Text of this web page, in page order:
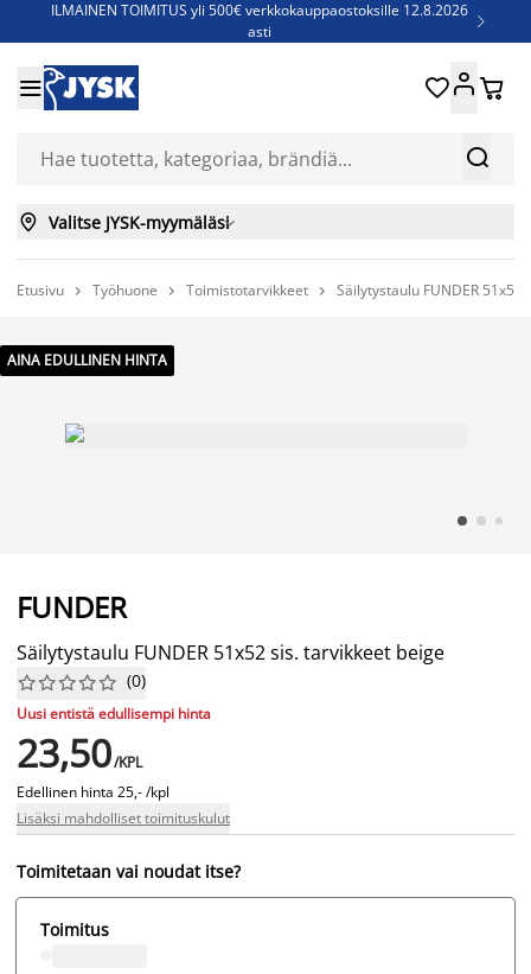
ILMAINEN TOIMITUS yli 500€ verkkokauppaostoksille 12.8.2026
asti

Jenkkisänkyjä - Säästä jopa 60%


 
 Valitse JYSK-myymäläsi
Etusivu  Työhuone  Toimistotarvikkeet  Säilytystaulu FUNDER
AINA EDULLINEN HINTA
FUNDER
Säilytystaulu FUNDER 51x52 sis. tarvikkeet beige





 (0)
Uusi entistä edullisempi hinta
23,50/KPL
Edellinen hinta 25,- /kpl
Lisäksi mahdolliset toimituskulut
Toimitetaan vai noudat itse?
Toimitus